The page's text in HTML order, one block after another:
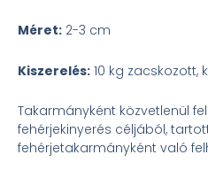
Méret: 2-3 cm
Kiszerelés: 10 kg
Takarmányként közvetlenül
fehérjekinyerés céljából,
fehérjetakarmányként való